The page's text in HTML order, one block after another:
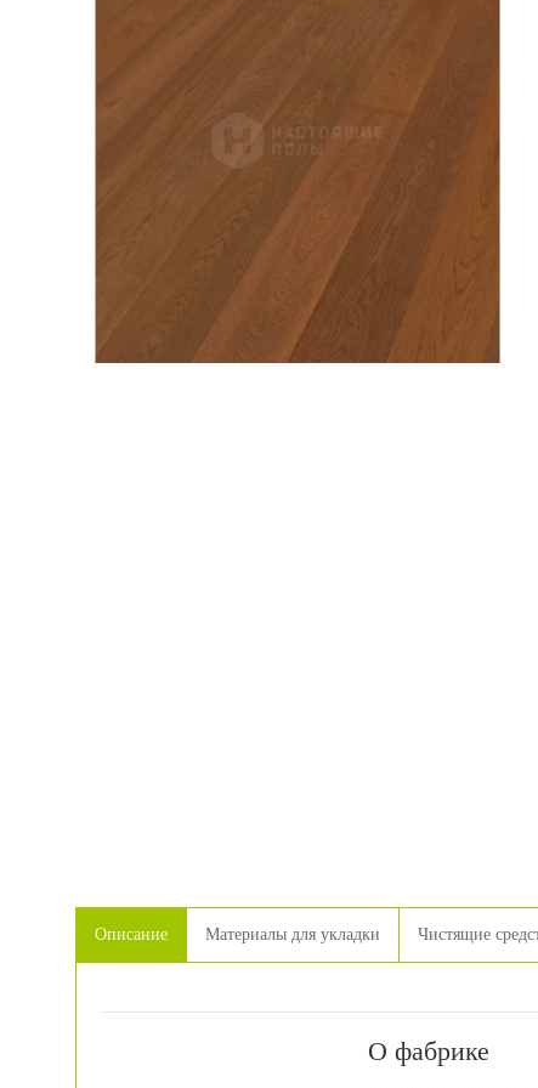
Описание Материалы для укладки Чистящие
О фабрике